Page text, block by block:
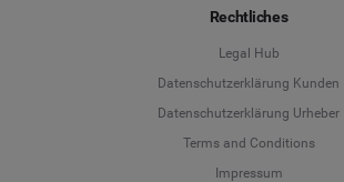
Rechtliches
Legal Hub
Datenschutzerklärung Kunden
Datenschutzerklärung Urheber
Terms and Conditions
Impressum